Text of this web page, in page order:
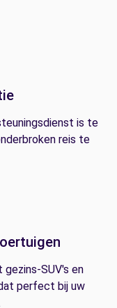
is te
reis te
SUV's en
perfect bij uw